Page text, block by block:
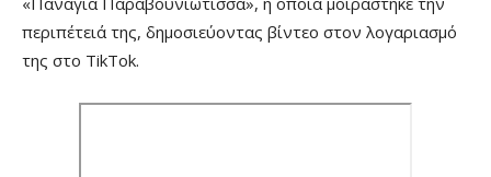
περιπέτειά της, δημοσιεύοντας βίντεο στον λογαριασμό
της στο TikTok.